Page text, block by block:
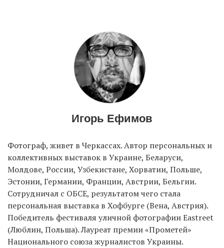
Игорь Ефимов
Фотограф, живет в Черкассах. Автор персональных и
коллективных выставок в Украине, Беларуси,
Молдове, России, Узбекистане, Хорватии, Польше,
Эстонии, Германии, Франции, Австрии, Бельгии.
Сотрудничал с ОБСЕ, результатом чего стала
персональная выставка в Хофбурге (Вена, Австрия).
Победитель фестиваля уличной фотографии Eastreet
(Люблин, Польша). Лауреат премии «Прометей»
Национального союза журналистов Украины.